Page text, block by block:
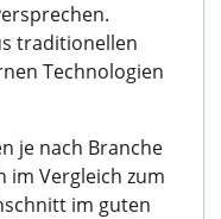
traditionellen
Technologien
je nach Branche
im Vergleich zum
im guten